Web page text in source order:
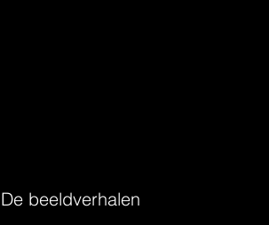
De beeldverhalen